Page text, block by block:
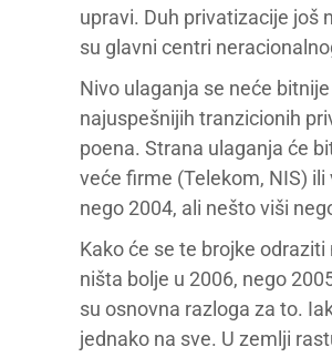
upravi. Duh privatizacije još
su glavni centri
Nivo ulaganja se neće
najuspešnijih tranzicionih
poena. Strana ulaganja će
veće firme (Telekom, NIS)
nego 2004, ali nešto viši
Kako će se te brojke
ništa bolje u 2006, nego
su osnovna razloga za to.
jednako na sve. U zemlji